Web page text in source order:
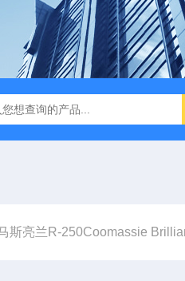
Assembly Mix Plus无缝克隆
斯亮兰R-250Coomassie